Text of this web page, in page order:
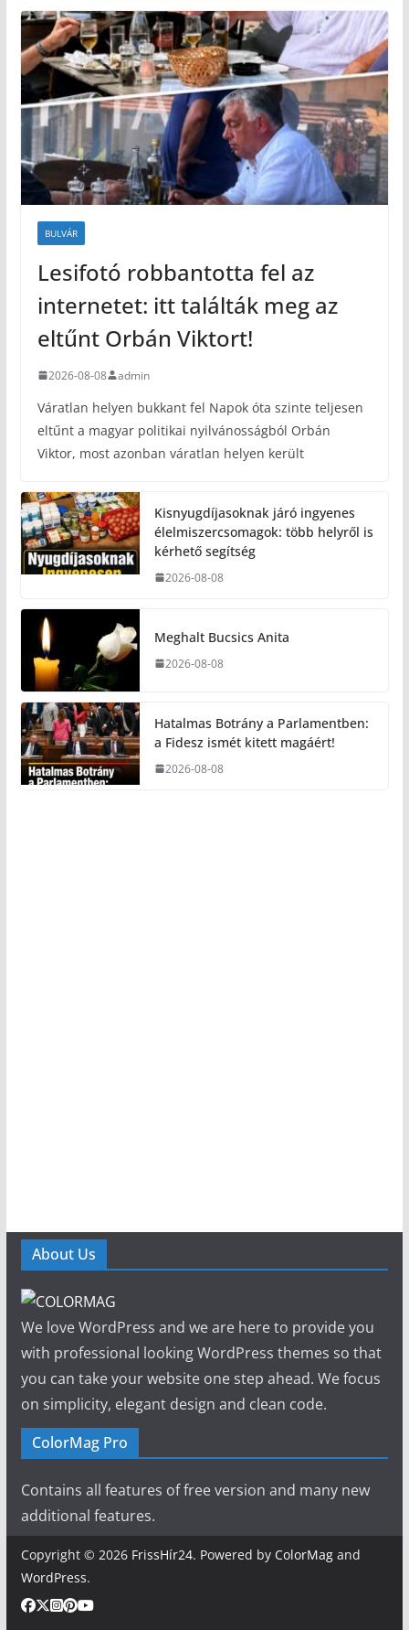
BULVÁR
Lesifotó robbantotta fel az
internetet: itt találták meg az
eltűnt Orbán Viktort!
2026-08-08 admin
Váratlan helyen bukkant fel Napok óta szinte teljesen
eltűnt a magyar politikai nyilvánosságból Orbán
Viktor, most azonban váratlan helyen került
Kisnyugdíjasoknak járó ingyenes
élelmiszercsomagok: több helyről is
kérhető segítség
2026-08-08
Meghalt Bucsics Anita
2026-08-08
Hatalmas Botrány a Parlamentben:
a Fidesz ismét kitett magáért!
2026-08-08
About Us
We love WordPress and we are here to provide you
with professional looking WordPress themes so that
you can take your website one step ahead. We focus
on simplicity, elegant design and clean code.
ColorMag Pro
Contains all features of free version and many new
additional features.
Copyright © 2026 FrissHír24. Powered by ColorMagand
WordPress.